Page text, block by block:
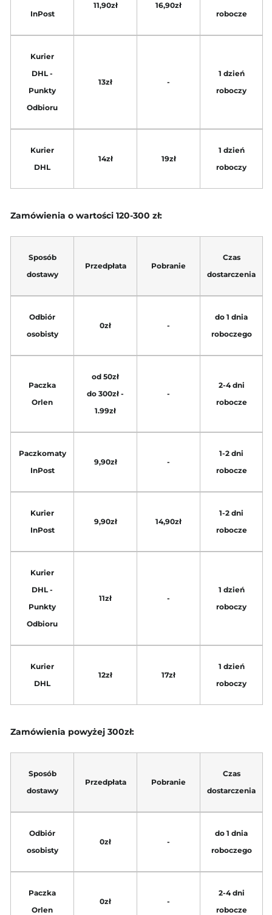
InPost
11,90zł 16,90zł
robocze
Kurier
DHL -
Punkty
Odbioru
13zł -
1 dzień
roboczy
Kurier
DHL
14zł 19zł
1 dzień
roboczy
Zamówienia o wartości 120-300 zł:
Sposób
dostawy
Przedpłata Pobranie
Czas
dostarczenia
Odbiór
osobisty
0zł -
do 1 dnia
roboczego
Paczka
Orlen
od 50zł
do 300zł -
1.99zł
-
2-4 dni
robocze
Paczkomaty
InPost
9,90zł -
1-2 dni
robocze
Kurier
InPost
9,90zł 14,90zł
1-2 dni
robocze
Kurier
DHL -
Punkty
Odbioru
11zł -
1 dzień
roboczy
Kurier
DHL
12zł 17zł
1 dzień
roboczy
Zamówienia powyżej 300zł:
Sposób
dostawy
Przedpłata Pobranie
Czas
dostarczenia
Odbiór
osobisty
0zł -
do 1 dnia
roboczego
Paczka
Orlen
0zł -
2-4 dni
robocze